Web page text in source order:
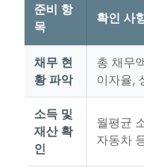
준비 항
목
확인 사
채무 현
황 파악
총 채무
이자율,
소득 및
재산 확
인
월평균
자동차